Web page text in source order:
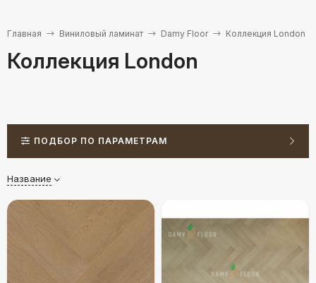
Главная Виниловый ламинат Damy Floor Коллекция London
Коллекция London
ПОДБОР ПО ПАРАМЕТРАМ
Название